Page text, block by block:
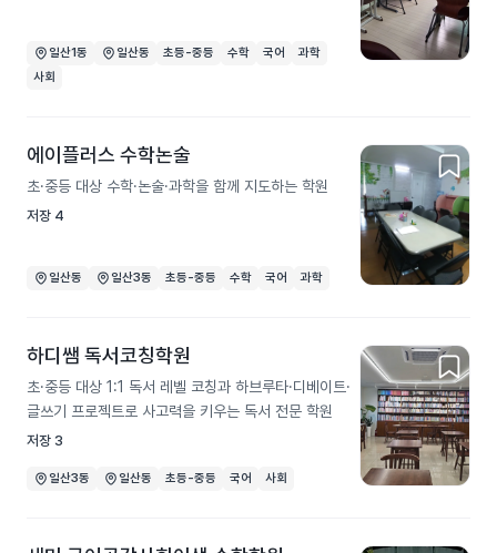
일산1동 일산동 초등-중등 수학 국어
과학
사회
에이플러스 수학논술
초·중등 대상 수학·논술·과학을 함께 지도하는 학원
저장 4
일산동 일산3동 초등-중등 수학 국어 과학
하디쌤 독서코칭학원
초·중등 대상 1:1 독서 레벨 코칭과 하브루타·디베이트·
글쓰기 프로젝트로 사고력을 키우는 독서 전문 학원
저장 3
일산3동 일산동 초등-중등 국어 사회